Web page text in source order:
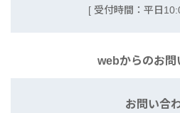
[ 受付時間：平日
webからのお問
お問い合